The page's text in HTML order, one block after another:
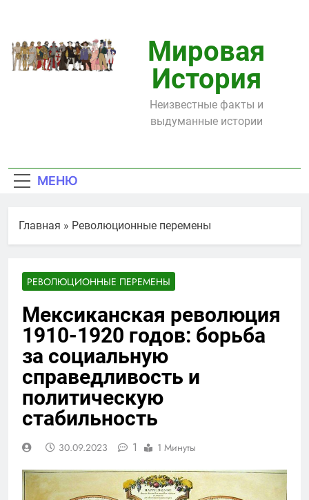
содержимому
Мировая
История
Неизвестные факты и
выдуманные истории
МЕНЮ
Главная » Революционные перемены
РЕВОЛЮЦИОННЫЕ ПЕРЕМЕНЫ
Мексиканская революция
1910-1920 годов: борьба
за социальную
справедливость и
политическую
стабильность
30.09.2023 1 1 Минуты